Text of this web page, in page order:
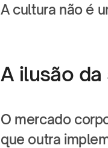
A cultura não é
A ilusão
O mercado
que outra